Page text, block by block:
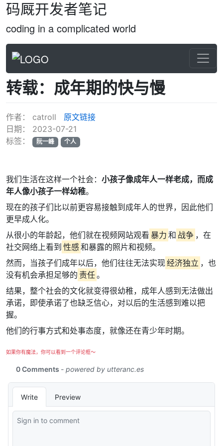
码厩开发者笔记
coding in a complicated world
转载：成年期的快与慢
作者： catroll
原文链接
日期： 2023-07-21
标签：
阮一峰 个人
我们生活在这样一个社会： 小孩子像成年人一样老成，而成
年人像小孩子一样幼稚。
现在的孩子们比以前更容易接触到成年人的世界，因此他们
更早成人化。
从很小的年龄起，他们就在视频网站观看 暴力 和 战争 ，在
社交网络上看到 性感和暴露的照片和视频。
然而，当孩子们成年以后，他们往往无法实现经济独立 ，也
没有机会承担足够的 责任。
结果，整个社会的文化就变得很幼稚，成年人感到无法做出
承诺，即使承诺了也缺乏信心，对以后的生活感到难以把
握。
他们的行事方式和处事态度，就像还在青少年时期。
如果你有魔法，你可以看到一个评论框～